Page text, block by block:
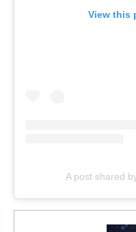
View this
A post shared